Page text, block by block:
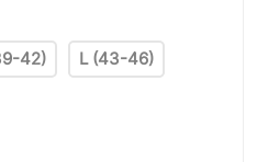
42) L (43-46)